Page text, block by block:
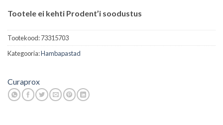
Tootele ei kehti Prodent’i soodustus
Tootekood:73315703
Kategooria:Hambapastad
Curaprox